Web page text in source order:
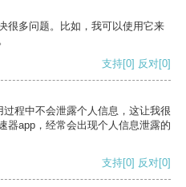
很多问题。比如，我可以使用它来
支持[0] 反对[0]
程中不会泄露个人信息，这让我很
器app，经常会出现个人信息泄露的
支持[0] 反对[0]